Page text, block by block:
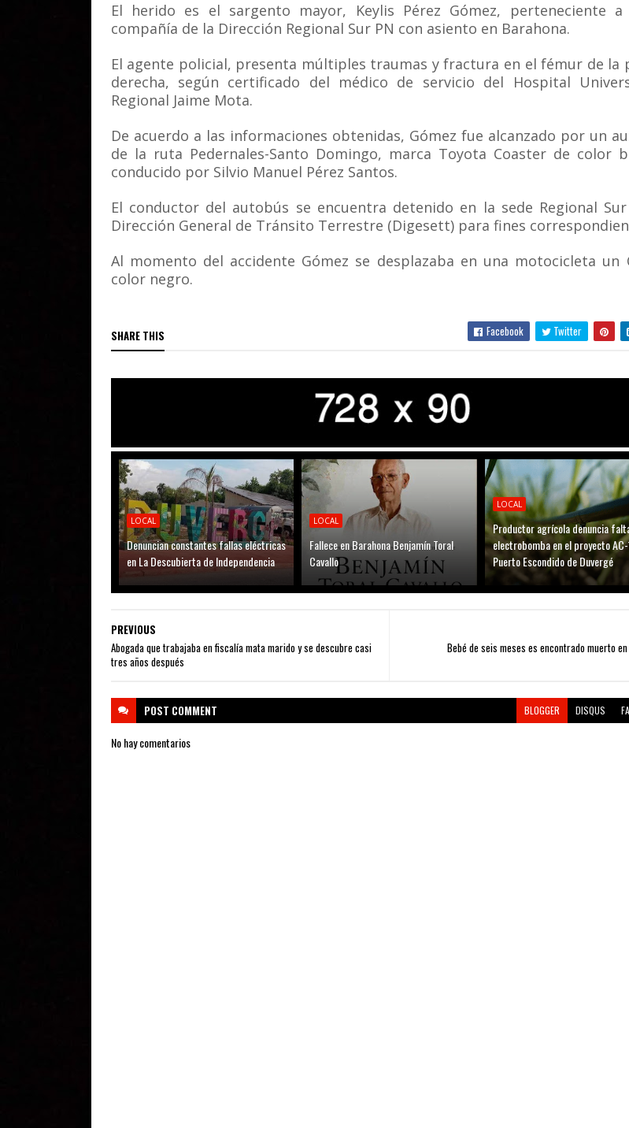
El herido es el sargento mayor, Keylis Pérez Gómez, perteneciente
compañía de la Dirección Regional Sur PN con asiento en Barahona.
El agente policial, presenta múltiples traumas y fractura en el fémur de la
derecha, según certificado del médico de servicio del Hospital
Regional Jaime Mota.
De acuerdo a las informaciones obtenidas, Gómez fue alcanzado por un
de la ruta Pedernales-Santo Domingo, marca Toyota Coaster de color
conducido por Silvio Manuel Pérez Santos.
El conductor del autobús se encuentra detenido en la sede Regional
Dirección General de Tránsito Terrestre (Digesett) para fines
Al momento del accidente Gómez se desplazaba en una motocicleta un
color negro.
SHARE THIS Facebook Twitter
LOCAL
Denuncian constantes fallas eléctricas
en La Descubierta de Independencia
LOCAL
Fallece en Barahona Benjamín Toral
Cavallo
LOCAL
Productor agrícola denuncia
electrobomba en el proyecto
Puerto Escondido de Duvergé
Bebé de seis meses es encontrado muerto
PREVIOUS
Abogada que trabajaba en fiscalía mata marido y se descubre casi
tres años después
POST COMMENT BLOGGER DISQUS
No hay comentarios